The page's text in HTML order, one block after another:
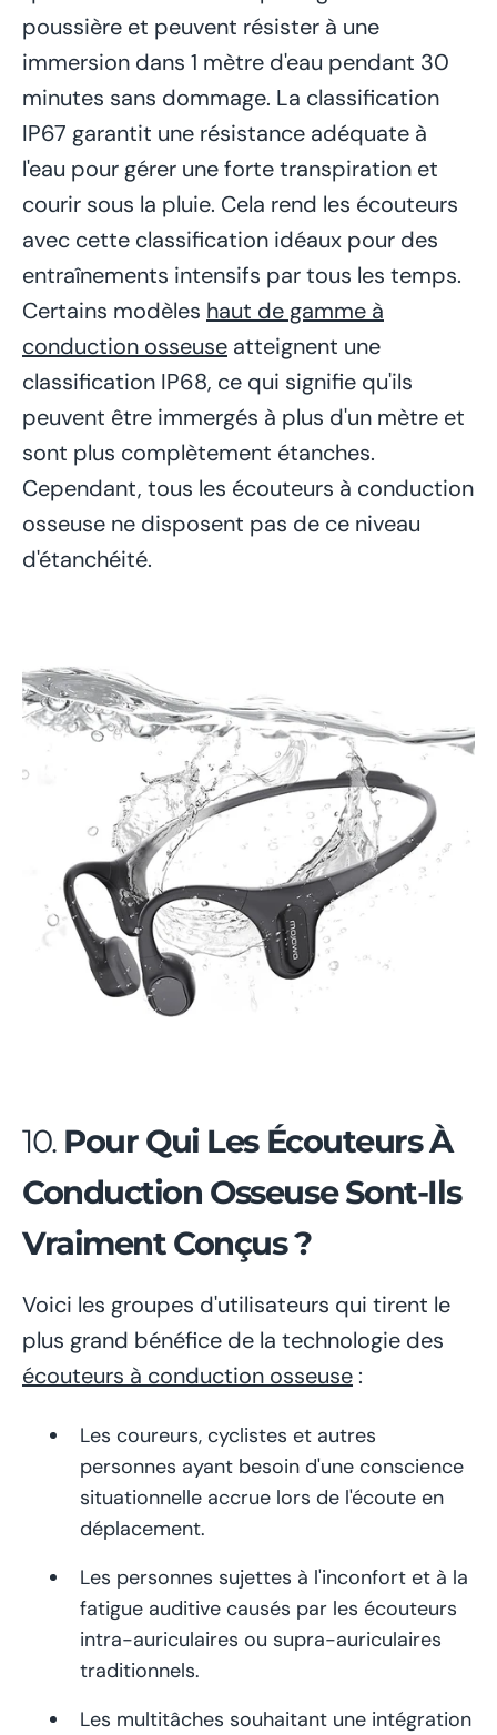
poussière et peuvent résister à une
immersion dans 1 mètre d'eau pendant 30
minutes sans dommage. La classification
IP67 garantit une résistance adéquate à
l'eau pour gérer une forte transpiration et
courir sous la pluie. Cela rend les écouteurs
avec cette classification idéaux pour des
entraînements intensifs par tous les temps.
Certains modèles haut de gamme à
conduction osseuse atteignent une
classification IP68, ce qui signifie qu'ils
peuvent être immergés à plus d'un mètre et
sont plus complètement étanches.
Cependant, tous les écouteurs à conduction
osseuse ne disposent pas de ce niveau
d'étanchéité.
10. Pour Qui Les Écouteurs À
Conduction Osseuse Sont-Ils
Vraiment Conçus ?
Voici les groupes d'utilisateurs qui tirent le
plus grand bénéfice de la technologie des
écouteurs à conduction osseuse :
Les coureurs, cyclistes et autres
personnes ayant besoin d'une conscience
situationnelle accrue lors de l'écoute en
déplacement.
Les personnes sujettes à l'inconfort et à la
fatigue auditive causés par les écouteurs
intra-auriculaires ou supra-auriculaires
traditionnels.
Les multitâches souhaitant une intégration